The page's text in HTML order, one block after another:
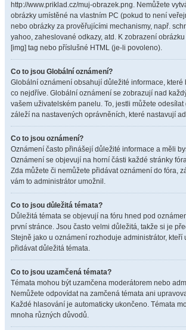
http://www.priklad.cz/muj-obrazek.png. Nemůžete
obrázky umístěné na vlastním PC (pokud to není
nebo obrázky za prověřujícími mechanismy, např.
yahoo, zaheslované odkazy, atd. K zobrazení
[img] tag nebo příslušné HTML (je-li povoleno).
Co to jsou Globální oznámení?
Globální oznámení obsahují důležité informace, které
co nejdříve. Globální oznámení se zobrazují nad
vašem uživatelském panelu. To, jestli můžete
záleží na nastavených oprávněních, které nastavují
Co to jsou oznámení?
Oznámení často přinášejí důležité informace a měli
Oznámení se objevují na horní části každé stránky
Zda můžete či nemůžete přidávat oznámení do fóra,
vám to administrátor umožnil.
Co to jsou důležitá témata?
Důležitá témata se objevují na fóru hned pod
první stránce. Jsou často velmi důležitá, takže si je
Stejně jako u oznámení rozhoduje administrátor, kteří
přidávat důležitá témata.
Co to jsou uzamčená témata?
Témata mohou být uzamčena moderátorem nebo
Nemůžete odpovídat na zamčená témata ani
Každé hlasování je automaticky ukončeno. Témata
mnoha různých důvodů.